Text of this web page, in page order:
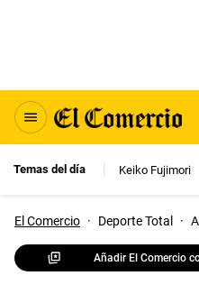
Temas del día Keiko Fujimori
El Comercio · Deporte Total ·
Añadir El Comercio